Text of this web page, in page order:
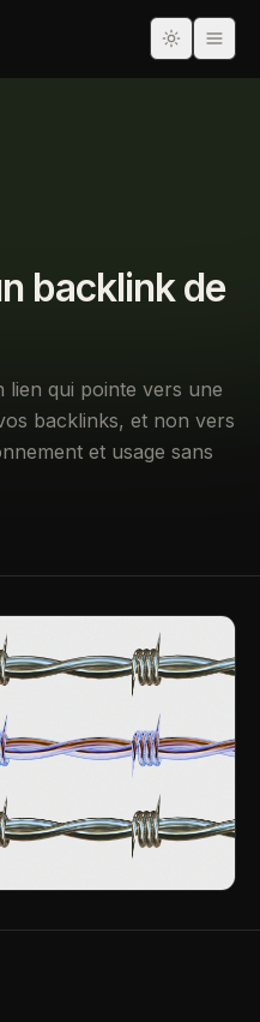
backlink de
lien qui pointe vers une
backlinks, et non vers
et usage sans